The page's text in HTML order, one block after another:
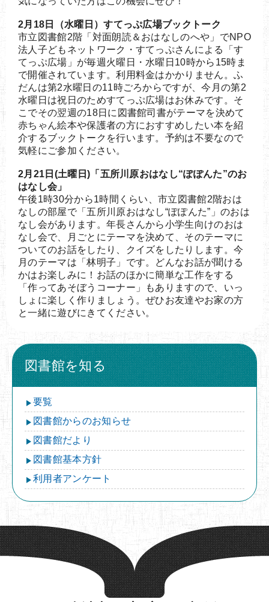
2月18日（水曜日）すてっぷ広場ブックトーク
市立図書館2階「対面朗読＆おはなしのへや」でNPO
法人子どもネットワーク・すてっぷさんによる「す
てっぷ広場」が毎週火曜日・水曜日10時から15時ま
で開催されています。利用料金はかかりません。ふ
だんは第2水曜日の11時ごろからですが、今月の第2
水曜日は祝日のためすてっぷ広場はお休みです。そ
こでその翌週の18日に図書館司書がテーマを決めて
赤ちゃん絵本や保護者の方におすすめしたい本を紹
介するブックトークを行います。予約は不要なので
気軽にご参加ください。
2月21日(土曜日)「五所川原おはなし“ぽぽんた”のお
はなし会」
午後1時30分から1時間くらい、市立図書館2階おは
なしの部屋で「五所川原おはなし“ぽぽんた”」のおは
なし会があります。年長さんから小学生向けのおは
なし会で、月ごとにテーマを決めて、そのテーマに
ついてのお話をしたり、クイズをしたりします。今
月のテーマは「林明子」です。どんなお話が聞ける
かはお楽しみに！お話のほかに簡単な工作をする
「作ってあそぼうコーナー」もありますので、いっ
しょに楽しく作りましょう。ぜひお友達やお家の方
と一緒に遊びにきてください。
図書館を知る
要覧
図書館からのお知らせ
図書館だより
図書館基本方針
利用者アンケート